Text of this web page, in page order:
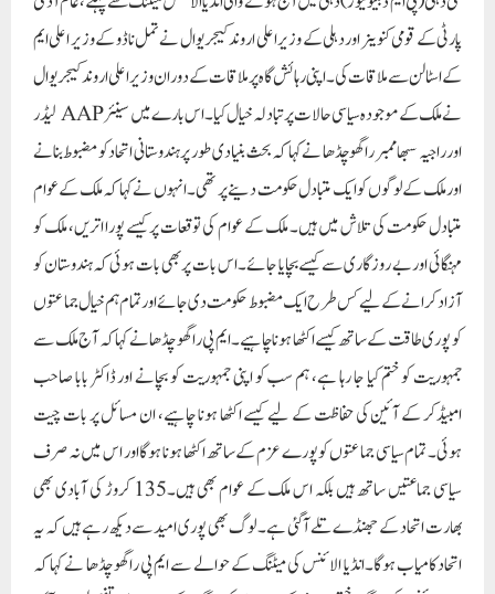
آزاد کرانے کے لیے کس طرح ایک مضبوط حکومت دی جائے اور تمام ہم خیال جماعتوں
کو پوری طاقت کے ساتھ کیسے اکٹھا ہونا چاہیے۔ایم پی راگھو چڈھا نے کہا کہ آج ملک سے
جمہوریت کو ختم کیا جا رہا ہے، ہم سب کو اپنی جمہوریت کو بچانے اور ڈاکٹر بابا صاحب
امبیڈکر کے آئین کی حفاظت کے لیے کیسے اکٹھا ہونا چاہیے، ان مسائل پر بات چیت
ہوئی۔ تمام سیاسی جماعتوں کو پورے عزم کے ساتھ اکٹھا ہونا ہوگا اور اس میں نہ صرف
سیاسی جماعتیں ساتھ ہیں بلکہ اس ملک کے عوام بھی ہیں۔135 کروڑ کی آبادی بھی
بھارت اتحاد کے جھنڈے تلے آگئی ہے۔ لوگ بھی پوری امید سے دیکھ رہے ہیں کہ یہ
اتحاد کامیاب ہوگا۔انڈیا الائنس کی میٹنگ کے حوالے سے ایم پی راگھو چڈھا نے کہا کہ
انڈیا الائنس کی میٹنگ ختم ہونے کے بعد میڈیا کو میٹنگ کے بارے میں تفصیل سے آگاہ
کیا جائے گا۔ موٹے طور پر، میٹنگ میں ہندوستانی اتحاد کو مضبوط بنانے، تمام ہم خیال
جماعتوں کو ایک مضبوط لڑائی لڑنے کے لیے اکٹھا کرنے اور ملک کے لوگوں کو ایک متبادل
فراہم کرنے پر توجہ مرکوز کی۔اچھی حکومت دینے کا کام کیا جائے اس پر بات ہوگی۔ای
ڈی کی طرف سے وزیر اعلی اروند کیجریوال کو بھیجے گئے سمن کے بارے میں ایم پی راگھو
چڈھا نے کہا کہ آج اس ملک میں اگر کوئی بھی بی جے پی حکومت سے سوال کرتا ہے تو اسے
گرفتار یا معطل کر دیا جاتا ہے۔ آج اگر عام آدمی پارٹی کے سینئر لیڈر منیش سسودیا، سنجے